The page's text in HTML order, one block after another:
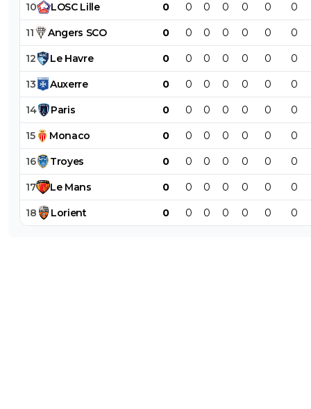
10 LOSC Lille 0 0 0 0 0 0 0
11 Angers SCO 0 0 0 0 0 0 0
12 Le Havre 0 0 0 0 0 0 0
13 Auxerre 0 0 0 0 0 0 0
14 Paris 0 0 0 0 0 0 0
15 Monaco 0 0 0 0 0 0 0
16 Troyes 0 0 0 0 0 0 0
17 Le Mans 0 0 0 0 0 0 0
18 Lorient 0 0 0 0 0 0 0